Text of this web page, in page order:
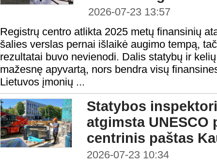
2026-07-23 13:57
Registrų centro atlikta 2025 metų finansinių
šalies verslas pernai išlaikė augimo tempą,
rezultatai buvo nevienodi. Dalis statybų ir
mažesnę apyvartą, nors bendra visų
Lietuvos įmonių ...
Statybos
atgimsta UNESCO
centrinis paštas
2026-07-23 10:34